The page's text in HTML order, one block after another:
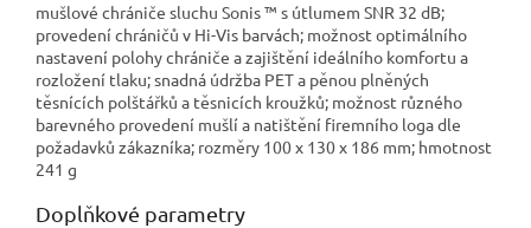
mušlové chrániče sluchu Sonis ™ s útlumem SNR 32 dB;
provedení chráničů v Hi-Vis barvách; možnost optimálního
nastavení polohy chrániče a zajištění ideálního komfortu a
rozložení tlaku; snadná údržba PET a pěnou plněných
těsnících polštářků a těsnicích kroužků; možnost různého
barevného provedení mušlí a natištění firemního loga dle
požadavků zákazníka; rozměry 100 x 130 x 186 mm; hmotnost
241 g
Doplňkové parametry